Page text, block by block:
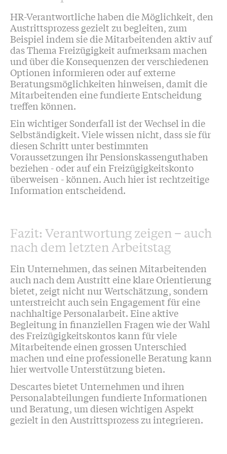
HR-Verantwortliche haben die Möglichkeit, den
Austrittsprozess gezielt zu begleiten, zum
Beispiel indem sie die Mitarbeitenden aktiv auf
das Thema Freizügigkeit aufmerksam machen
und über die Konsequenzen der verschiedenen
Optionen informieren oder auf externe
Beratungsmöglichkeiten hinweisen, damit die
Mitarbeitenden eine fundierte Entscheidung
treffen können.
Ein wichtiger Sonderfall ist der Wechsel in die
Selbständigkeit. Viele wissen nicht, dass sie für
diesen Schritt unter bestimmten
Voraussetzungen ihr Pensionskassenguthaben
beziehen - oder auf ein Freizügigkeitskonto
überweisen - können. Auch hier ist rechtzeitige
Information entscheidend.
Fazit: Verantwortung zeigen – auch
nach dem letzten Arbeitstag
Ein Unternehmen, das seinen Mitarbeitenden
auch nach dem Austritt eine klare Orientierung
bietet, zeigt nicht nur Wertschätzung, sondern
unterstreicht auch sein Engagement für eine
nachhaltige Personalarbeit. Eine aktive
Begleitung in finanziellen Fragen wie der Wahl
des Freizügigkeitskontos kann für viele
Mitarbeitende einen grossen Unterschied
machen und eine professionelle Beratung kann
hier wertvolle Unterstützung bieten.
Descartes bietet Unternehmen und ihren
Personalabteilungen fundierte Informationen
und Beratung, um diesen wichtigen Aspekt
gezielt in den Austrittsprozess zu integrieren.